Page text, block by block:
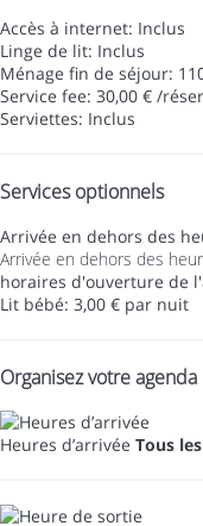
Accès à internet: Inclus
Linge de lit: Inclus
Ménage fin de séjour:
Service fee: 30,00 € /
Serviettes: Inclus
Services optionnels
Arrivée en dehors des
Arrivée en dehors des
horaires d'ouverture de
Lit bébé: 3,00 € par nuit
Organisez votre agenda
Heures d’arrivée Tous